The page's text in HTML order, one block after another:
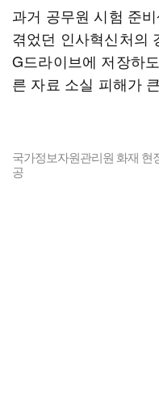
과거 공무원 시험 준
겪었던 인사혁신처의
G드라이브에 저장하
른 자료 소실 피해가
국가정보자원관리원 화재 현
공